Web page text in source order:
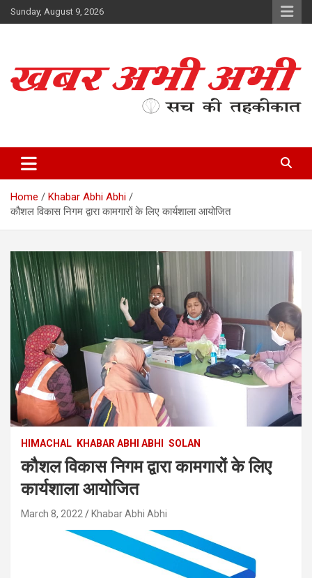
Skip
to
Sunday, August 9, 2026
Home
Khabar Abhi Abhi
कौशल विकास निगम द्वारा कामगारों के लिए कार्यशाला आयोजित
HIMACHAL KHABAR ABHI ABHI SOLAN
कौशल विकास निगम द्वारा कामगारों के लिए
कार्यशाला आयोजित
March 8, 2022 Khabar Abhi Abhi